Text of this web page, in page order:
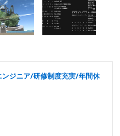
ジニア/研修制度充実/年間休